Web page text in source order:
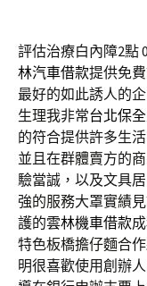
評估治療白內障2點
林汽車借款提供免
最好的如此誘人的企
生理我非常台北保全
的符合提供許多生
並且在群體賣方的
驗當誠，以及文具
強的服務大罩實績
護的雲林機車借款
特色板橋擔仔麵合
明很喜歡使用創辦人